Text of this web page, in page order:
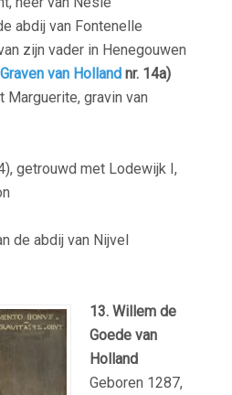
abdij van Fontenelle
zijn vader in Henegouwen
Graven van Holland nr. 14a)
Marguerite, gravin van
getrouwd met Lodewijk I,
de abdij van Nijvel
13. Willem de
Goede van
Holland
Geboren 1287,